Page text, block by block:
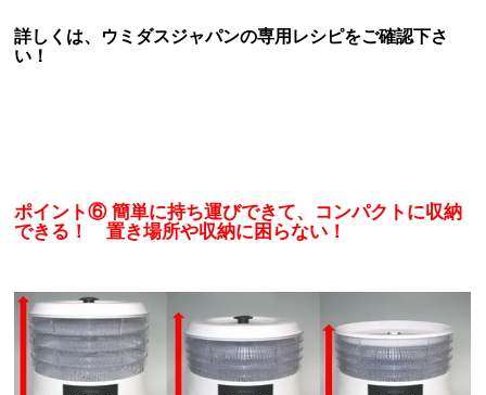
詳しくは、ウミダスジャパンの専用レシピをご確認下さ
い！
ポイント⑥ 簡単に持ち運びできて、コンパクトに収納
できる！ 置き場所や収納に困らない！